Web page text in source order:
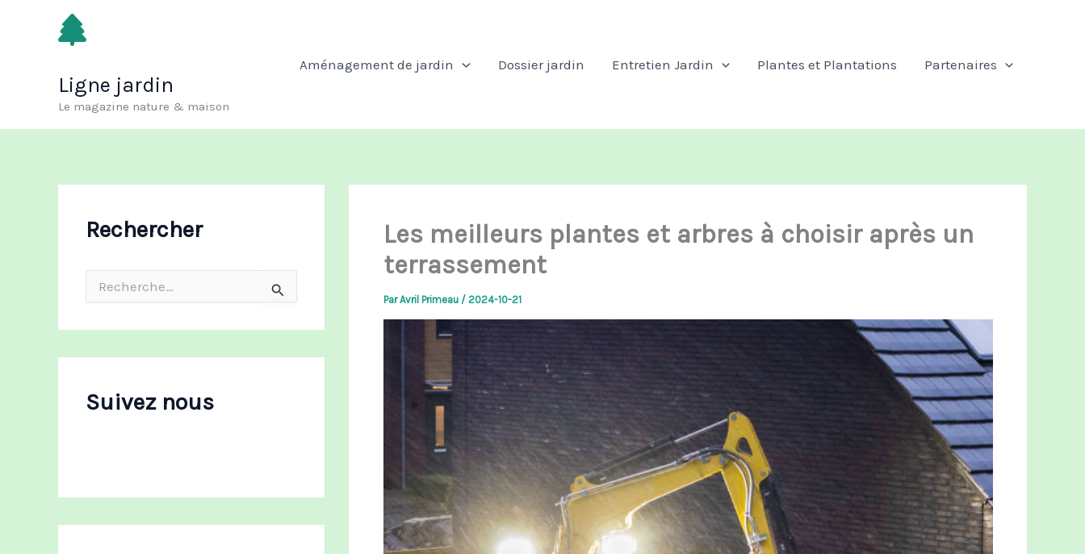
Ligne jardin
Le magazine nature & maison
Aménagement de jardin Dossier jardin Entretien Jardin Plantes et Plantations Partenaires
Rechercher
r
eSuivez nous
Les meilleurs plantes et arbres à choisir après un
terrassement
ParAvril Primeau / 2024-10-21